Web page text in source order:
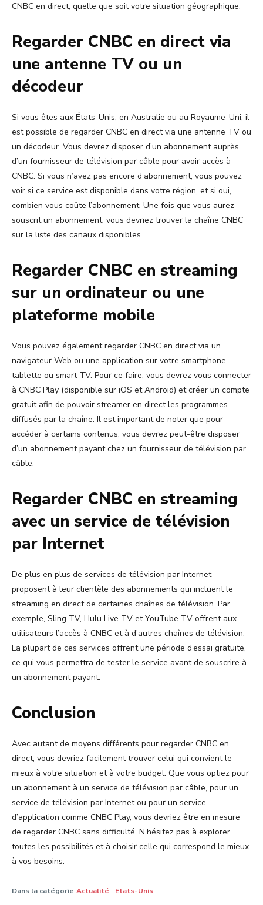
CNBC en direct, quelle que soit votre situation géographique.
Regarder CNBC en direct via
une antenne TV ou un
décodeur
Si vous êtes aux États-Unis, en Australie ou au Royaume-Uni, il
est possible de regarder CNBC en direct via une antenne TV ou
un décodeur. Vous devrez disposer d’un abonnement auprès
d’un fournisseur de télévision par câble pour avoir accès à
CNBC. Si vous n’avez pas encore d’abonnement, vous pouvez
voir si ce service est disponible dans votre région, et si oui,
combien vous coûte l’abonnement. Une fois que vous aurez
souscrit un abonnement, vous devriez trouver la chaîne CNBC
sur la liste des canaux disponibles.
Regarder CNBC en streaming
sur un ordinateur ou une
plateforme mobile
Vous pouvez également regarder CNBC en direct via un
navigateur Web ou une application sur votre smartphone,
tablette ou smart TV. Pour ce faire, vous devrez vous connecter
à CNBC Play (disponible sur iOS et Android) et créer un compte
gratuit afin de pouvoir streamer en direct les programmes
diffusés par la chaîne. Il est important de noter que pour
accéder à certains contenus, vous devrez peut-être disposer
d’un abonnement payant chez un fournisseur de télévision par
câble.
Regarder CNBC en streaming
avec un service de télévision
par Internet
De plus en plus de services de télévision par Internet
proposent à leur clientèle des abonnements qui incluent le
streaming en direct de certaines chaînes de télévision. Par
exemple, Sling TV, Hulu Live TV et YouTube TV offrent aux
utilisateurs l’accès à CNBC et à d’autres chaînes de télévision.
La plupart de ces services offrent une période d’essai gratuite,
ce qui vous permettra de tester le service avant de souscrire à
un abonnement payant.
Conclusion
Avec autant de moyens différents pour regarder CNBC en
direct, vous devriez facilement trouver celui qui convient le
mieux à votre situation et à votre budget. Que vous optiez pour
un abonnement à un service de télévision par câble, pour un
service de télévision par Internet ou pour un service
d’application comme CNBC Play, vous devriez être en mesure
de regarder CNBC sans difficulté. N’hésitez pas à explorer
toutes les possibilités et à choisir celle qui correspond le mieux
à vos besoins.
Dans la catégorie Actualité Etats-Unis